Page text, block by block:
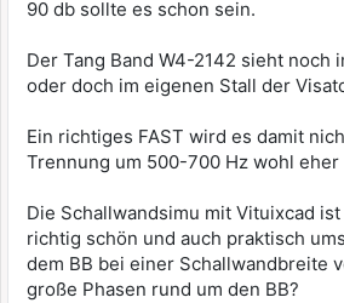
90 db sollte es schon sein.
Der Tang Band W4-2142 sieht noch
oder doch im eigenen Stall der
Ein richtiges FAST wird es damit
Trennung um 500-700 Hz wohl
Die Schallwandsimu mit Vituixcad
richtig schön und auch praktisch
dem BB bei einer Schallwandbreite
große Phasen rund um den BB?